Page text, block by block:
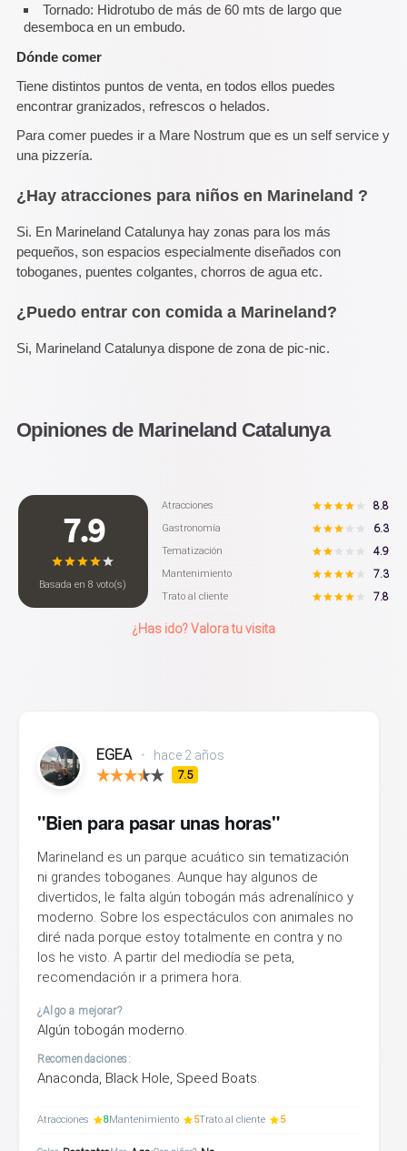
Tornado: Hidrotubo de más de 60 mts de largo que
desemboca en un embudo.
Dónde comer
Tiene distintos puntos de venta, en todos ellos puedes
encontrar granizados, refrescos o helados.
Para comer puedes ir a Mare Nostrum que es un self service y
una pizzería.
¿Hay atracciones para niños en Marineland ?
Si. En Marineland Catalunya hay zonas para los más
pequeños, son espacios especialmente diseñados con
toboganes, puentes colgantes, chorros de agua etc.
¿Puedo entrar con comida a Marineland?
Si, Marineland Catalunya dispone de zona de pic-nic.
Opiniones de Marineland Catalunya
7.9
Basada en8 voto(s)
Atracciones 8.8
Gastronomía 6.3
Tematización 4.9
Mantenimiento 7.3
Trato al cliente 7.8
¿Has ido? Valora tu visita
EGEA • hace 2 años
7.5
"Bien para pasar unas horas"
Marineland es un parque acuático sin tematización
ni grandes toboganes. Aunque hay algunos de
divertidos, le falta algún tobogán más adrenalínico y
moderno. Sobre los espectáculos con animales no
diré nada porque estoy totalmente en contra y no
los he visto. A partir del mediodía se peta,
recomendación ir a primera hora.
¿Algo a mejorar?
Algún tobogán moderno.
Recomendaciones:
Anaconda, Black Hole, Speed Boats.
Atracciones 8Mantenimiento 5Trato al cliente 5